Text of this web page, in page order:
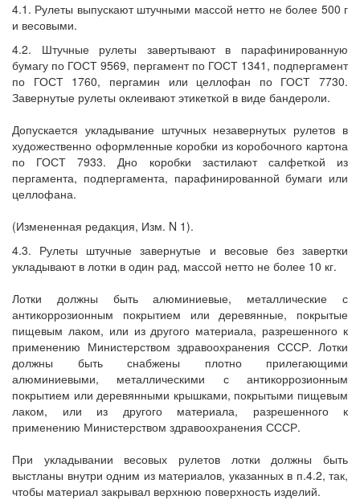
4.1. Рулеты выпускают штучными массой нетто не более 500 г
и весовыми.
4.2. Штучные рулеты завертывают в парафинированную
бумагу по ГОСТ 9569, пергамент по ГОСТ 1341, подпергамент
по ГОСТ 1760, пергамин или целлофан по ГОСТ 7730.
Завернутые рулеты оклеивают этикеткой в виде бандероли.
Допускается укладывание штучных незавернутых рулетов в
художественно оформленные коробки из коробочного картона
по ГОСТ 7933. Дно коробки застилают салфеткой из
пергамента, подпергамента, парафинированной бумаги или
целлофана.
(Измененная редакция, Изм. N 1).
4.3. Рулеты штучные завернутые и весовые без завертки
укладывают в лотки в один рад, массой нетто не более 10 кг.
Лотки должны быть алюминиевые, металлические с
антикоррозионным покрытием или деревянные, покрытые
пищевым лаком, или из другого материала, разрешенного к
применению Министерством здравоохранения СССР. Лотки
должны быть снабжены плотно прилегающими
алюминиевыми, металлическими с антикоррозионным
покрытием или деревянными крышками, покрытыми пищевым
лаком, или из другого материала, разрешенного к
применению Министерством здравоохранения СССР.
При укладывании весовых рулетов лотки должны быть
выстланы внутри одним из материалов, указанных в п.4.2, так,
чтобы материал закрывал верхнюю поверхность изделий.